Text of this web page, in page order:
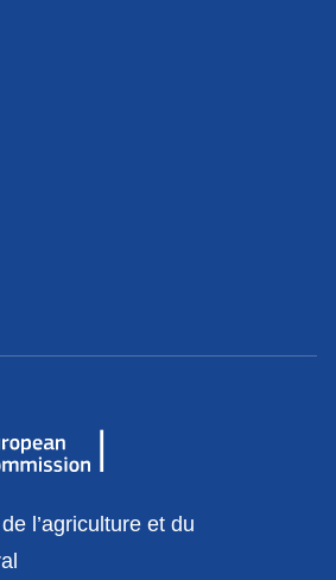
link in new window
link in new window
new window
link in new window
l’agriculture et du